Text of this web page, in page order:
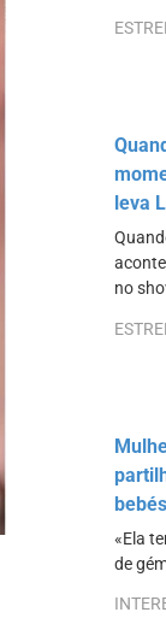
leva
no
bebés
«Ela
de